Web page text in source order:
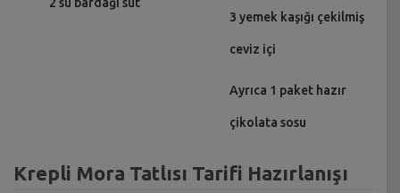
3 yemek kaşığı çekilmiş
ceviz içi
Ayrıca 1 paket hazır
çikolata sosu
Krepli Mora Tatlısı Tarifi Hazırlanışı